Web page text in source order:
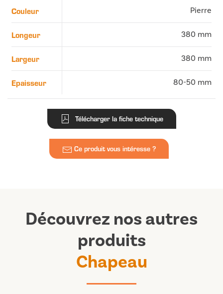
Couleur Pierre
Longeur 380 mm
Largeur 380 mm
Epaisseur 80-50 mm
Télécharger la fiche technique
Ce produit vous intéresse ?
Découvrez nos autres
produits
Chapeau